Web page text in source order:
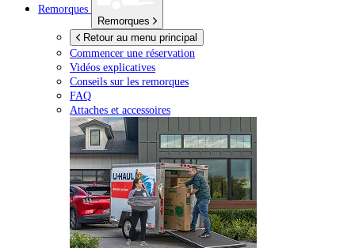
Remorques
Remorques
Retour au menu principal
Commencer une réservation
Vidéos explicatives
Conseils sur les remorques
FAQ
Attaches et accessoires